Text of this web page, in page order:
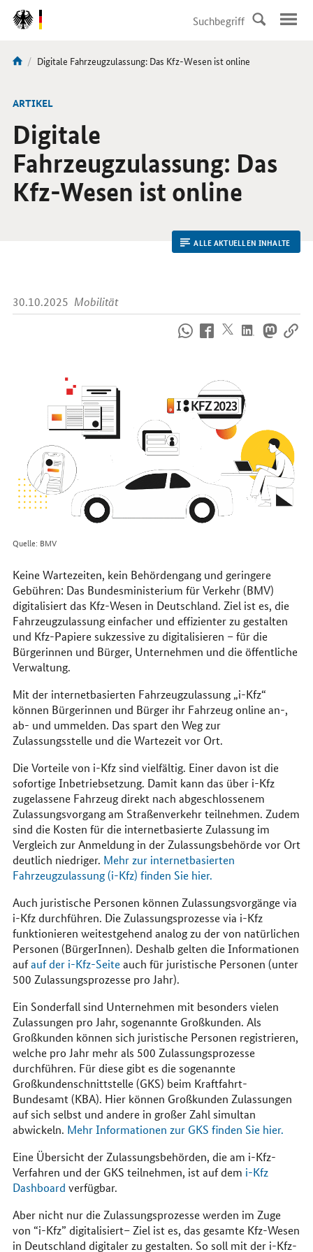
DirektZu:
Navigation
Sie
hier:
Aktuelle
Digitale Fahrzeugzulassung: Das Kfz-Wesen ist online
ARTIKEL
Digitale
Fahrzeugzulassung: Das
Kfz-Wesen ist online
ALLE AKTUELLEN INHALTE
30.10.2025 Mobilität
Quelle: BMV
Keine Wartezeiten, kein Behördengang und geringere
Gebühren: Das Bundesministerium für Verkehr (BMV)
digitalisiert das Kfz-Wesen in Deutschland. Ziel ist es, die
Fahrzeugzulassung einfacher und effizienter zu gestalten
und Kfz-Papiere sukzessive zu digitalisieren – für die
Bürgerinnen und Bürger, Unternehmen und die öffentliche
Verwaltung.
Mit der internetbasierten Fahrzeugzulassung „i-Kfz“
können Bürgerinnen und Bürger ihr Fahrzeug online an-,
ab- und ummelden. Das spart den Weg zur
Zulassungsstelle und die Wartezeit vor Ort.
Die Vorteile von i-Kfz sind vielfältig. Einer davon ist die
sofortige Inbetriebsetzung. Damit kann das über i-Kfz
zugelassene Fahrzeug direkt nach abgeschlossenem
Zulassungsvorgang am Straßenverkehr teilnehmen. Zudem
sind die Kosten für die internetbasierte Zulassung im
Vergleich zur Anmeldung in der Zulassungsbehörde vor Ort
deutlich niedriger. Mehr zur internetbasierten
Fahrzeugzulassung (i-Kfz) finden Sie hier.
Auch juristische Personen können Zulassungsvorgänge via
i-Kfz durchführen. Die Zulassungsprozesse via i-Kfz
funktionieren weitestgehend analog zu der von natürlichen
Personen (BürgerInnen). Deshalb gelten die Informationen
aufauf der i-Kfz-Seiteauch für juristische Personen (unter
500 Zulassungsprozesse pro Jahr).
Ein Sonderfall sind Unternehmen mit besonders vielen
Zulassungen pro Jahr, sogenannte Großkunden. Als
Großkunden können sich juristische Personen registrieren,
welche pro Jahr mehr als 500 Zulassungsprozesse
durchführen. Für diese gibt es die sogenannte
Großkundenschnittstelle (GKS) beim Kraftfahrt-
Bundesamt (KBA). Hier können Großkunden Zulassungen
auf sich selbst und andere in großer Zahl simultan
abwickeln. Mehr Informationen zur GKS finden Sie hier.
Eine Übersicht der Zulassungsbehörden, die am i-Kfz-
Verfahren und der GKS teilnehmen, ist auf dem i-Kfz
Dashboard verfügbar.
Aber nicht nur die Zulassungsprozesse werden im Zuge
von “i-Kfz” digitalisiert– Ziel ist es, das gesamte Kfz-Wesen
in Deutschland digitaler zu gestalten. So soll mit der i-Kfz-